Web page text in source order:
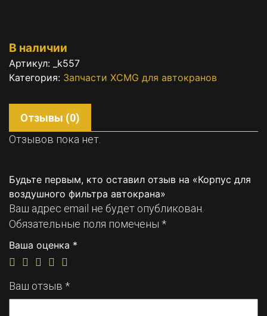
В наличии
Артикул:
_k557
Категория: Запчасти XCMG для автокранов
Отзывы (0)
Отзывов пока нет.
Будьте первым, кто оставил отзыв на «Корпус для
воздушного фильтра автокрана»
Ваш адрес email не будет опубликован.
Обязательные поля помечены *
Ваша оценка *
Ваш отзыв *